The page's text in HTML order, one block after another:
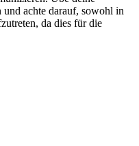
achte darauf, sowohl in
da dies für die